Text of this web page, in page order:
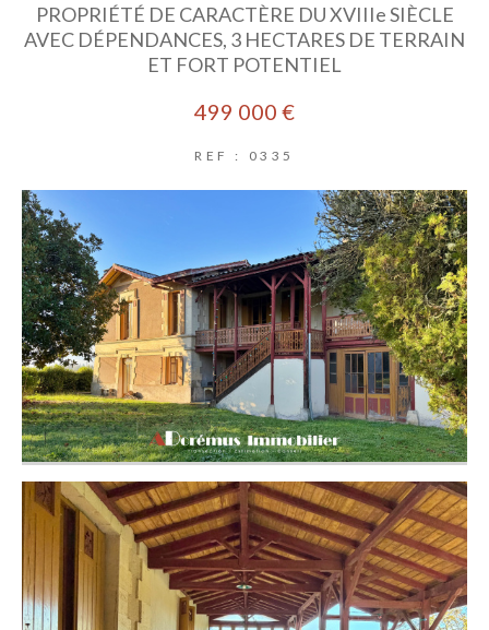
PROPRIÉTÉ DE CARACTÈRE DU XVIIIe SIÈCLE
AVEC DÉPENDANCES, 3 HECTARES DE TERRAIN
ET FORT POTENTIEL
499 000 €
REF : 0335